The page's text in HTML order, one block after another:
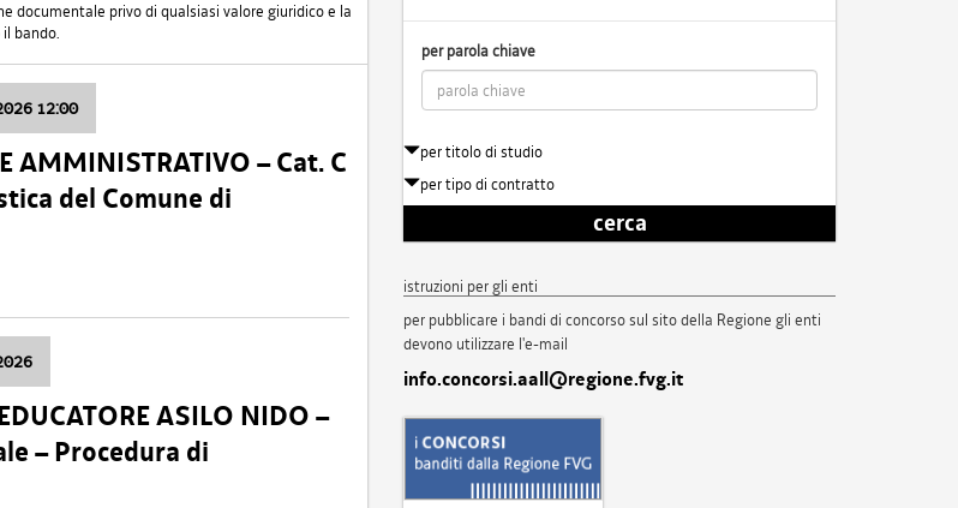
documentale privo di qualsiasi valore giuridico e la
bando.
12:00
AMMINISTRATIVO – Cat. C
del Comune di
ASILO NIDO –
– Procedura di
per parola chiave
per titolo di studio
per tipo di contratto
cerca
istruzioni per gli enti
per pubblicare i bandi di concorso sul sito della Regione gli enti
devono utilizzare l'e-mail
info.concorsi.aall@regione.fvg.it